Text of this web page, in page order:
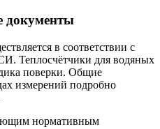
документы
в соответствии с
Теплосчётчики для водяных
поверки. Общие
измерений подробно
нормативным